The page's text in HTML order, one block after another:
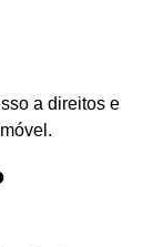
a direitos e